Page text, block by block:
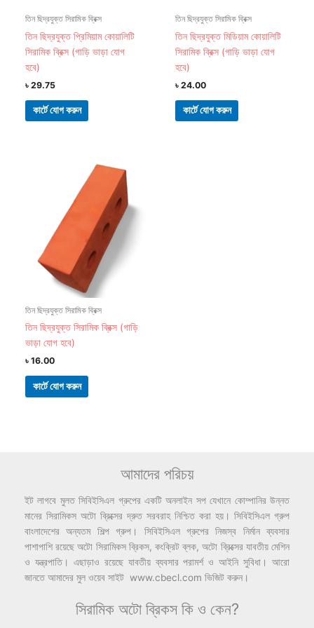
তিন ছিদ্রযুক্ত সিরামিক ব্রিক্স
তিন ছিদ্রযুক্ত প্রিমিয়াম কোয়ালিটি
সিরামিক ব্রিক্স (গাড়ি ভাড়া যোগ
হবে)
৳29.75
কার্টে যোগ করুন
তিন ছিদ্রযুক্ত সিরামিক ব্রিক্স
তিন ছিদ্রযুক্ত মিডিয়াম কোয়ালিটি
সিরামিক ব্রিক্স (গাড়ি ভাড়া যোগ
হবে)
৳24.00
কার্টে যোগ করুন
তিন ছিদ্রযুক্ত সিরামিক ব্রিক্স
তিন ছিদ্রযুক্ত সিরামিক ব্রিক্স (গাড়ি
ভাড়া যোগ হবে)
৳16.00
কার্টে যোগ করুন
আমাদের পরিচয়
ইট লাগবে মুলত সিবিইসিএল গ্রুপের একটি অনলাইন সপ যেখানে কোম্পানির উন্নত
মানের সিরামিকস অটো ব্রিক্সের দ্রুত সরবরাহ নিশ্চিত করা হয়। সিবিইসিএল গ্রুপ
বাংলাদেশের অন্যতম শিল্প গ্রুপ। সিবিইসিএল গ্রুপের নিজস্ব নির্মান ব্যবসার
পাশাপাশি রয়েছে অটো সিরামিকস ব্রিকস, কংক্রিট ব্লক, অটো ব্রিক্সের যাবতীয় মেশিন
ও যন্ত্রপাতি। এছাড়াও রয়েছে যাবতীয় ব্যবসার পরামর্শ ও আইনি সুবিধা। আরো
জানতে আমাদের মুল ওয়েব সাইট www.cbecl.com ভিজিট করুন।
সিরামিক অটো ব্রিকস কি ও কেন?